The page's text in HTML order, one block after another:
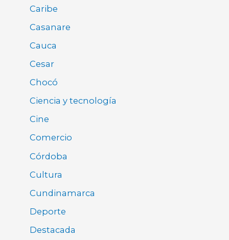
Caribe
Casanare
Cauca
Cesar
Chocó
Ciencia y tecnología
Cine
Comercio
Córdoba
Cultura
Cundinamarca
Deporte
Destacada